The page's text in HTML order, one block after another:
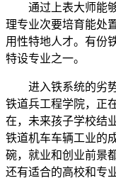
通过上表大师能够
理专业次要培育能处
用性特地人才。有份
特设专业之一。
进入铁系统的劣势
铁道兵工程学院，正
在，未来孩子学校结
铁道机车车辆工业的
碗，就业和创业前景
还有适合的高校和专业